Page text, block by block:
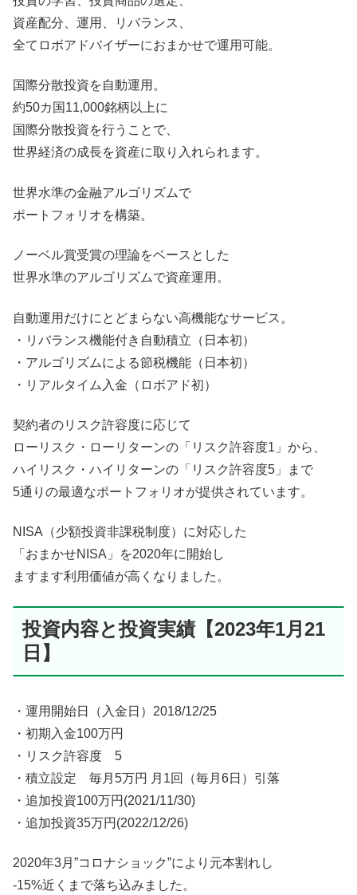
資産配分、運用、リバランス、
全てロボアドバイザーにおまかせで運用可能。
国際分散投資を自動運用。
約50カ国11,000銘柄以上に
国際分散投資を行うことで、
世界経済の成長を資産に取り入れられます。
世界水準の金融アルゴリズムで
ポートフォリオを構築。
ノーベル賞受賞の理論をベースとした
世界水準のアルゴリズムで資産運用。
自動運用だけにとどまらない高機能なサービス。
・リバランス機能付き自動積立（日本初）
・アルゴリズムによる節税機能（日本初）
・リアルタイム入金（ロボアド初）
契約者のリスク許容度に応じて
ローリスク・ローリターンの「リスク許容度1」から、
ハイリスク・ハイリターンの「リスク許容度5」まで
5通りの最適なポートフォリオが提供されています。
NISA（少額投資非課税制度）に対応した
「おまかせNISA」を2020年に開始し
ますます利用価値が高くなりました。
投資内容と投資実績【2023年1月21
日】
・運用開始日（入金日）2018/12/25
・初期入金100万円
・リスク許容度 5
・積立設定 毎月5万円 月1回（毎月6日）引落
・追加投資100万円(2021/11/30)
・追加投資35万円(2022/12/26)
2020年3月”コロナショック”により元本割れし
-15%近くまで落ち込みました。